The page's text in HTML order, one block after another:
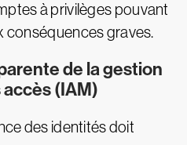
à privilèges pouvant
conséquences graves.
de la gestion
(IAM)
des identités doit